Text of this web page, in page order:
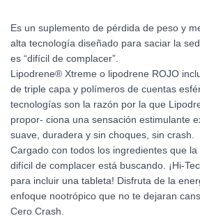
Es un suplemento de pérdida de peso y
alta tecnología diseñado para saciar la
es “difícil de complacer”.
Lipodrene® Xtreme o lipodrene ROJO
de triple capa y polímeros de cuentas
tecnologías son la razón por la que
propor- ciona una sensación estimulante
suave, duradera y sin choques, sin crash.
Cargado con todos los ingredientes que
difícil de complacer está buscando. ¡Hi-
para incluir una tableta! Disfruta de la
enfoque nootrópico que no te dejaran
Cero Crash.